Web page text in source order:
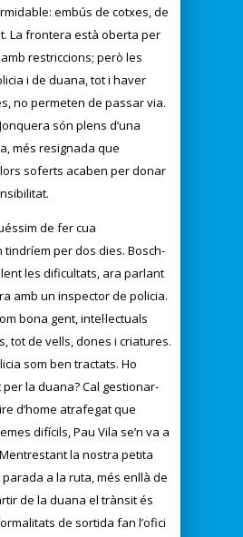
embús de cotxes, de
La frontera està oberta per
restriccions; però les
i de duana, tot i haver
no permeten de passar via.
són plens d’una
més resignada que
soferts acaben per donar
de fer cua
per dos dies. Bosch-
les dificultats, ara parlant
amb un inspector de policia.
bona gent, intel·lectuals
tot de vells, dones i criatures.
som ben tractats. Ho
la duana? Cal gestionar-
d’home atrafegat que
difícils, Pau Vila se’n va a
la nostra petita
a la ruta, més enllà de
de la duana el trànsit és
de sortida fan l’ofici